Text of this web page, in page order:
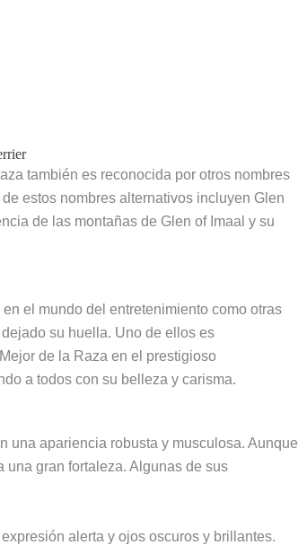
también es reconocida por otros nombres
estos nombres alternativos incluyen Glen
de las montañas de Glen of Imaal y su
el mundo del entretenimiento como otras
su huella. Uno de ellos es
de la Raza en el prestigioso
a todos con su belleza y carisma.
una apariencia robusta y musculosa. Aunque
una gran fortaleza. Algunas de sus
alerta y ojos oscuros y brillantes.